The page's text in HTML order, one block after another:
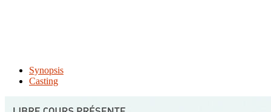
Synopsis
Casting